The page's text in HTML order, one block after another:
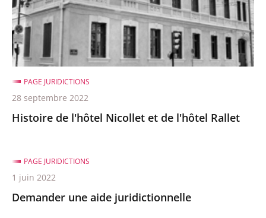
l'hôtel
Rallet
Histoire de l'hôtel Nicollet et de l'hôtel Rallet
PAGE JURIDICTIONS
28 septembre 2022
Demander une aide juridictionnelle
PAGE JURIDICTIONS
1 juin 2022